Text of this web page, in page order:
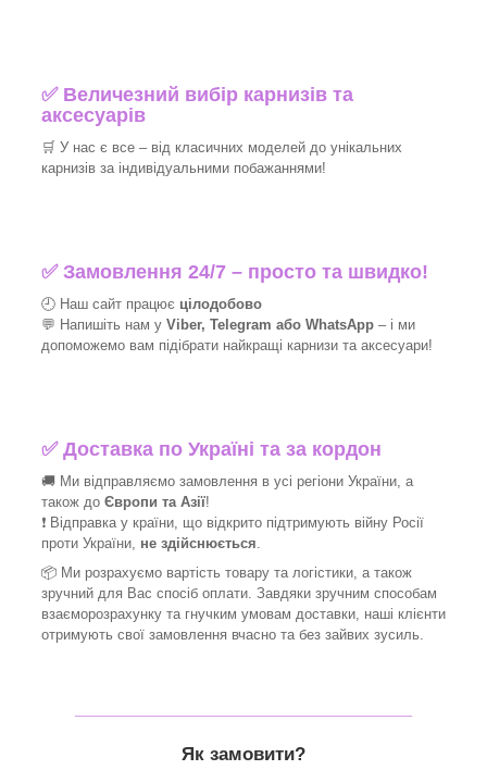
✅ Величезний вибір карнизів та
аксесуарів
🛒 У нас є все – від класичних моделей до унікальних
карнизів за індивідуальними побажаннями!
✅Замовлення 24/7 – просто та швидко!
🕘 Наш сайт працює цілодобово
💬 Напишіть нам у Viber, Telegram або WhatsApp – і ми
допоможемо вам підібрати найкращі карнизи та аксесуари!
✅Доставка по Україні та за кордон
🚚 Ми відправляємо замовлення в усі регіони України, а
також до Європи та Азії!
❗ Відправка у країни, що відкрито підтримують війну Росії
проти України, не здійснюється
📦 Ми розрахуємо вартість товару та логістики, а також
зручний для Вас спосіб оплати. Завдяки зручним способам
взаєморозрахунку та гнучким умовам доставки, наші клієнти
отримують свої замовлення вчасно та без зайвих зусиль.
Як замовити?